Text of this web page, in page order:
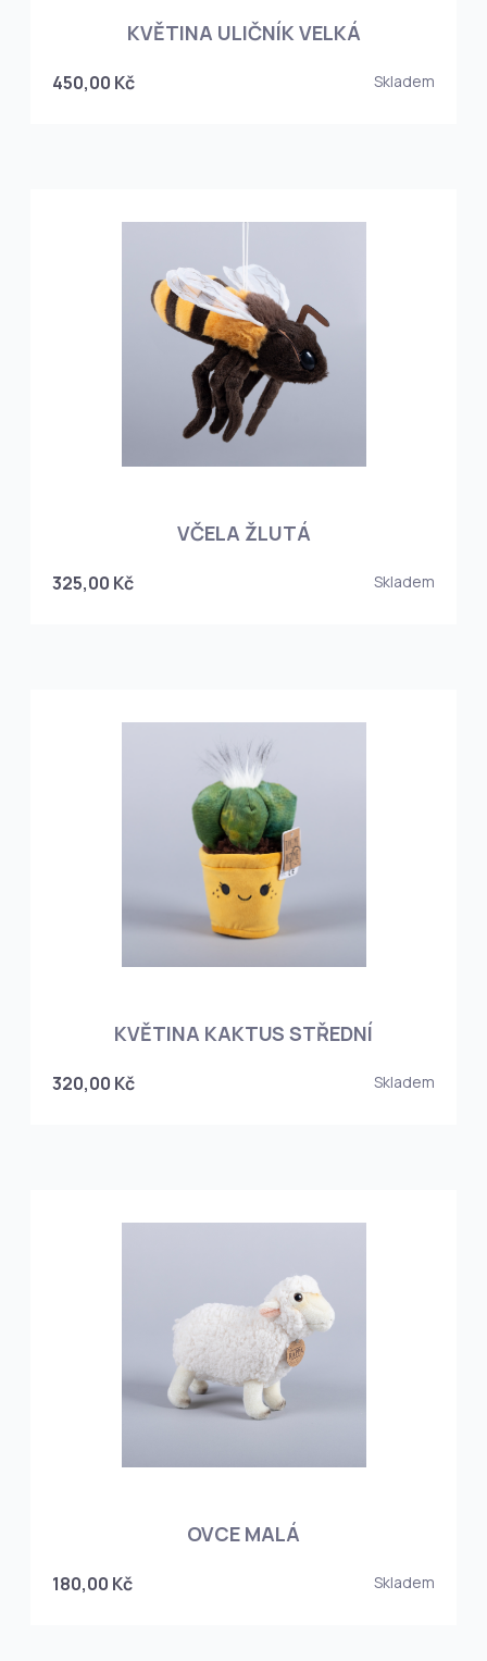
KVĚTINA ULIČNÍK VELKÁ
450,00 Kč Skladem
VČELA ŽLUTÁ
325,00 Kč Skladem
KVĚTINA KAKTUS STŘEDNÍ
320,00 Kč Skladem
OVCE MALÁ
180,00 Kč Skladem